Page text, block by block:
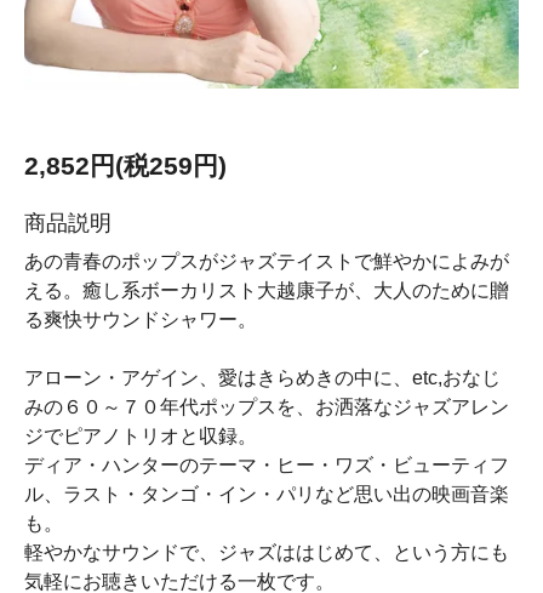
2,852円(税259円)
商品説明
あの青春のポップスがジャズテイストで鮮やかによみが
える。癒し系ボーカリスト大越康子が、大人のために贈
る爽快サウンドシャワー。
アローン・アゲイン、愛はきらめきの中に、etc,おなじ
みの６０～７０年代ポップスを、お洒落なジャズアレン
ジでピアノトリオと収録。
ディア・ハンターのテーマ・ヒー・ワズ・ビューティフ
ル、ラスト・タンゴ・イン・パリなど思い出の映画音楽
も。
軽やかなサウンドで、ジャズははじめて、という方にも
気軽にお聴きいただける一枚です。